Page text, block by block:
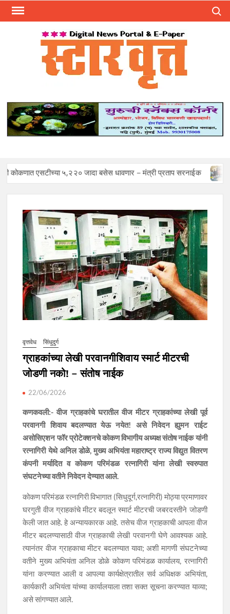
Skip
एसटीच्या ५,२२० जादा बसेस धावणार – मंत्री प्रताप सरनाईक Mohan
वृत्तवेध सिंधुदुर्ग
ग्राहकांच्या लेखी परवानगीशिवाय स्मार्ट मीटरची
जोडणी नको! – संतोष नाईक
22/06/2026
कणकवली:- वीज ग्राहकांचे घरातील वीज मीटर ग्राहकांच्या लेखी पूर्व
परवानगी शिवाय बदलण्यात येऊ नयेत! असे निवेदन ह्युमन राईट
असोसिएशन फॉर प्रोटेक्शनचे कोकण विभागीय अध्यक्ष संतोष नाईक यांनी
रत्नागिरी येथे अनिल डोळे, मुख्य अभियंता महाराष्ट्र राज्य विद्युत वितरण
कंपनी मर्यादित व कोकण परिमंडळ रत्नागिरी यांना लेखी स्वरुपात
संघटनेच्या वतीने निवेदन देण्यात आले.
कोकण परिमंडळ रत्नागिरी विभागात (सिधुदूर्ग,रत्नागिरी) मोठ्या प्रमाणावर
घरगुती वीज ग्राहकांचे मीटर बदलून स्मार्ट मीटरची जबरदस्तीने जोडणी
केली जात आहे. हे अन्यायकारक आहे. तसेच वीज ग्राहकाची आपला वीज
मीटर बदलण्यासाठी वीज ग्राहकाची लेखी परवानगी घेणे आवश्यक आहे.
त्यानंतर वीज ग्राहकाचा मीटर बदलण्यात यावा; अशी मागणी संघटनेच्या
वतीने मुख्य अभियंता अनिल डोळे कोकण परिमंडळ कार्यालय, रत्नागिरी
यांना करण्यात आली व आपल्या कार्यक्षेत्रातील सर्व अधिक्षक अभियंता,
कार्यकारी अभियंता यांच्या कार्यालयाला तशा सक्त सूचना करण्यात याव्या;
असे सांगण्यात आले.